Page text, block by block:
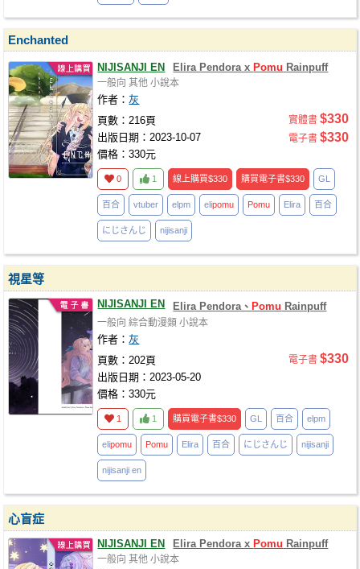
Enchanted
NIJISANJI EN Elira Pendora x Pomu Rainpuff
一般向 其他 小說本
作者：灰
頁數：216頁
出版日期：2023-10-07
價格：330元
實體書 $330
電子書 $330
0 1 線上購買$330 購買電子書$330 GL
百合 vtuber elpm elipomu Pomu Elira 百合
にじさんじ nijisanji
視星等
NIJISANJI EN Elira Pendora、 Pomu Rainpuff
一般向 綜合動漫類 小說本
作者：灰
頁數：202頁
出版日期：2023-05-20
價格：330元
電子書 $330
1 1 購買電子書$330 GL 百合 elpm
elipomu Pomu Elira 百合 にじさんじ nijisanji
nijisanji en
心盲症
NIJISANJI EN Elira Pendora x Pomu Rainpuff
一般向 其他 小說本